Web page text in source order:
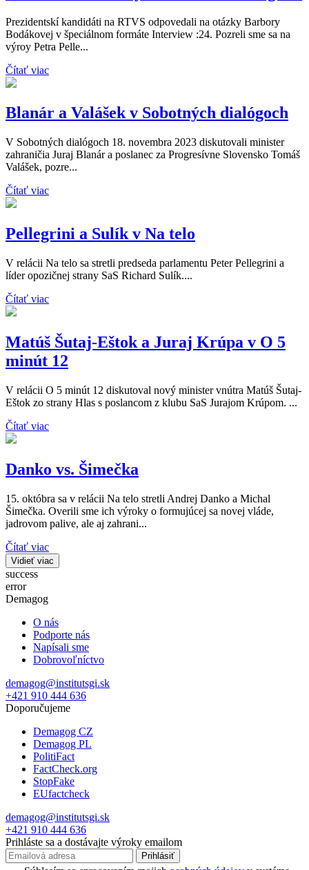
Prezidentskí kandidáti na RTVS odpovedali na otázky Barbory
Bodákovej v špeciálnom formáte Interview :24. Pozreli sme sa na
výroy Petra Pelle...
Čítať viac
Blanár a Valášek v Sobotných dialógoch
V Sobotných dialógoch 18. novembra 2023 diskutovali minister
zahraničia Juraj Blanár a poslanec za Progresívne Slovensko Tomáš
Valášek, pozre...
Čítať viac
Pellegrini a Sulík v Na telo
V relácii Na telo sa stretli predseda parlamentu Peter Pellegrini a
líder opozičnej strany SaS Richard Sulík....
Čítať viac
Matúš Šutaj-Eštok a Juraj Krúpa v O 5
minút 12
V relácii O 5 minút 12 diskutoval nový minister vnútra Matúš Šutaj-
Eštok zo strany Hlas s poslancom z klubu SaS Jurajom Krúpom. ...
Čítať viac
Danko vs. Šimečka
15. októbra sa v relácii Na telo stretli Andrej Danko a Michal
Šimečka. Overili sme ich výroky o formujúcej sa novej vláde,
jadrovom palive, ale aj zahrani...
Čítať viac
Vidieť viac
success
error
Demagog
O nás
Podporte nás
Napísali sme
Dobrovoľníctvo
demagog@institutsgi.sk
+421 910 444 636
Doporučujeme
Demagog CZ
Demagog PL
PolitiFact
FactCheck.org
StopFake
EUfactcheck
demagog@institutsgi.sk
+421 910 444 636
Prihláste sa a dostávajte výroky emailom
Prihlásiť